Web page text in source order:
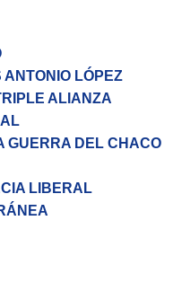
LÓPEZ
ALIANZA
GUERRA DEL CHACO
LIBERAL